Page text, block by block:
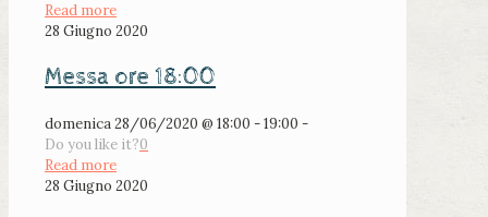
Read more
28 Giugno 2020
Messa ore 18:00
domenica 28/06/2020 @ 18:00 - 19:00 -
Do you like it?0
Read more
28 Giugno 2020